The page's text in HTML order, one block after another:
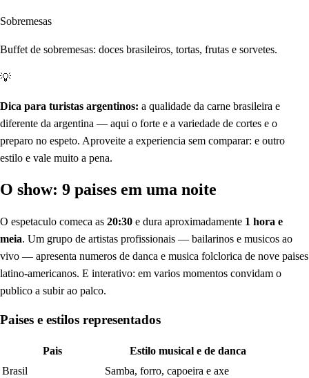
Sobremesas
Buffet de sobremesas: doces brasileiros, tortas, frutas e sorvetes.
💡
Dica para turistas argentinos: a qualidade da carne brasileira e
diferente da argentina — aqui o forte e a variedade de cortes e o
preparo no espeto. Aproveite a experiencia sem comparar: e outro
estilo e vale muito a pena.
O show: 9 paises em uma noite
O espetaculo comeca as 20:30 e dura aproximadamente 1 hora e
meia. Um grupo de artistas profissionais — bailarinos e musicos ao
vivo — apresenta numeros de danca e musica folclorica de nove paises
latino-americanos. E interativo: em varios momentos convidam o
publico a subir ao palco.
Paises e estilos representados
Pais
Estilo musical e de danca
Brasil
Samba, forro, capoeira e axe